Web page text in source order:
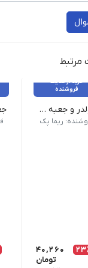
مرتبط
خرید از سایت
فروشنده
هولدر و جعبه دوتایی لیوان ۱۷/۵ - ارتفاع ۲۰
ریما پک
40,260
تومان